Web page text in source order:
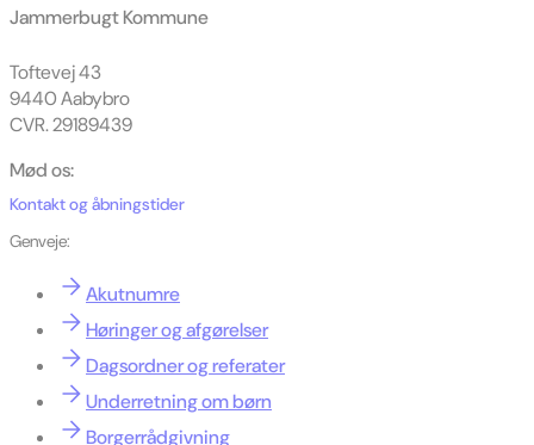
Jammerbugt Kommune
Toftevej 43
9440 Aabybro
CVR. 29189439
Mød os:
Kontakt og åbningstider
Genveje:
Akutnumre
Høringer og afgørelser
Dagsordner og referater
Underretning om børn
Borgerrådgivning